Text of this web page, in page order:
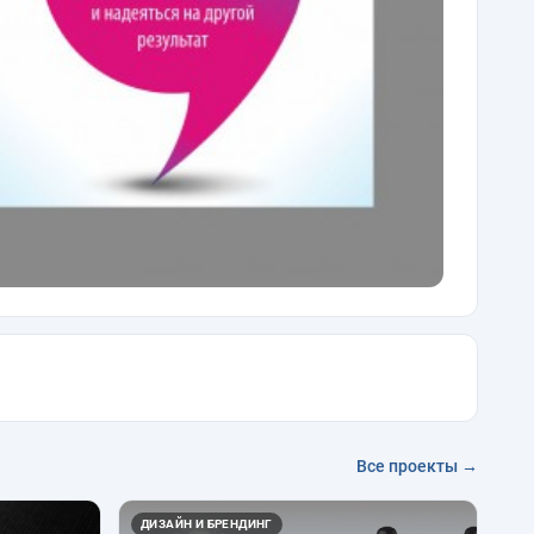
Все проекты →
ДИЗАЙН И БРЕНДИНГ